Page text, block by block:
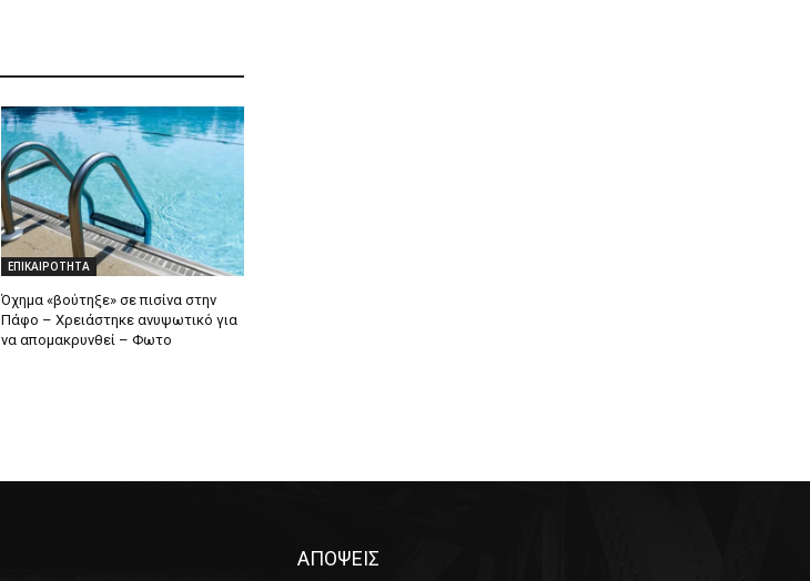
ΕΠΙΚΑΙΡΟΤΗΤΑ
Όχημα «βούτηξε» σε πισίνα στην
Πάφο – Χρειάστηκε ανυψωτικό για
να απομακρυνθεί – Φωτο
ΑΠΟΨΕΙΣ